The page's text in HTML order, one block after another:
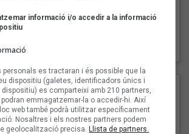
amb Joan Muntaner (Xanguito)
informació i/o accedir a la informació
personals es tractaran i és possible que la
dispositiu (galetes, identificadors únics i
es comparteixi amb 210 partners,
emmagatzemar-la o accedir-hi. Així
web també podrà utilitzar específicament
Nosaltres i els nostres partners podem
geolocalització precisa.Llista de partners.